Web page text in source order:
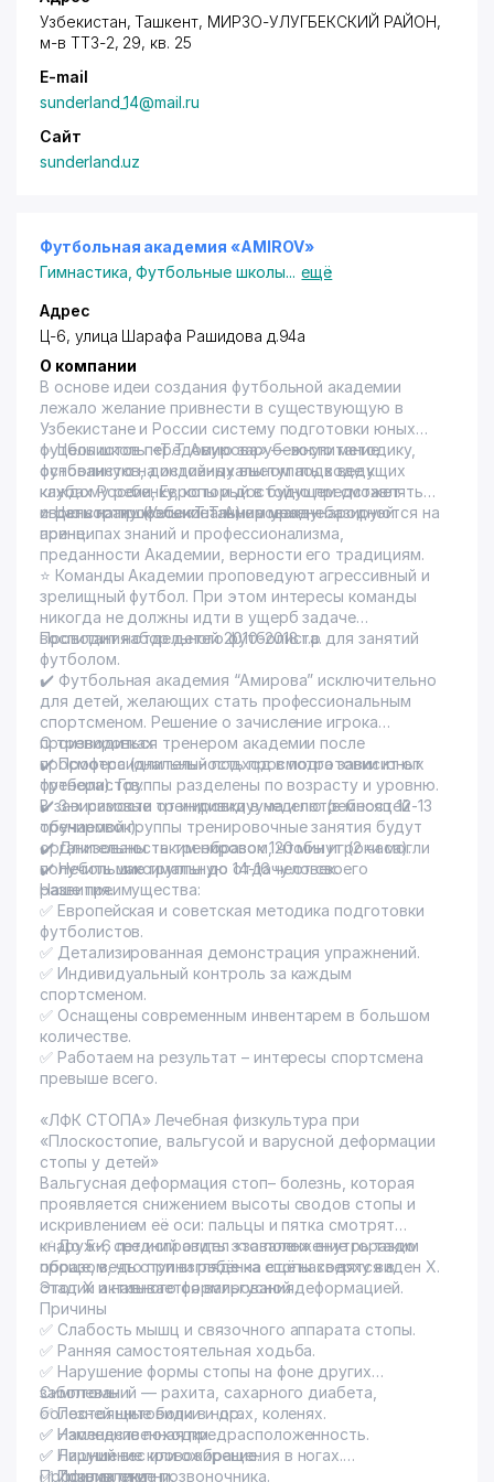
Узбекистан, Ташкент, МИРЗО-УЛУГБЕКСКИЙ РАЙОН,
м-в ТТЗ-2, 29, кв. 25
E-mail
sunderland_14@mail.ru
Сайт
sunderland.uz
Футбольная академия «AMIROV»
Гимнастика ,Футбольные школы... ещё
Адрес
Ц-6, улица Шарафа Рашидова д.94а
О компании
В основе идеи создания футбольной академии
лежало желание привнести в существующую в
Узбекистане и России систему подготовки юных
футболистов передовую зарубежную методику,
основанную на индивидуальном подходе к
каждому ребенку, который в будущем сможет
играть на профессиональном уровне.
✨ Цель школы «Т.Т Амирова» — воспитание
футболистов, достойных выступать в ведущих
клубах России, Европы и достойно представлять
свою страну (Узбекистан) на международной
арене.
⭐️ Ценности школы «Т.Т Амирова» — базируются на
принципах знаний и профессионализма,
преданности Академии, верности его традициям.
⭐️ Команды Академии проповедуют агрессивный и
зрелищный футбол. При этом интересы команды
никогда не должны идти в ущерб задаче
воспитания отдельного футболиста.
Проводит набор детей 2010-2018 г.р для занятий
футболом.
✔️ Футбольная академия “Амирова” исключительно
для детей, желающих стать профессиональным
спортсменом. Решение о зачисление игрока
производиться тренером академии после
просмотра (длительность просмотра зависит от
тренера). Группы разделены по возрасту и уровню.
В зависимости от индивидуума и потребностей
обучаемой группы тренировочные занятия будут
организованы таким образом, чтобы игроки могли
получить максимальную отдачу от своего
развития.
О тренировках:
✔️ Профессиональный подход в подготовки юных
футболистов.
✔️ 3-х разовые тренировки в неделю (в месяц 12-13
тренировок).
✔️ Длительность тренировок 120 минут (2 часа).
✔️ Небольшие группы до 14-16 человек.
Наше преимущества:
✅ Европейская и советская методика подготовки
футболистов.
✅ Детализированная демонстрация упражнений.
✅ Индивидуальный контроль за каждым
спортсменом.
✅ Оснащены современным инвентарем в большом
количестве.
✅ Работаем на результат – интересы спортсмена
превыше всего.
«ЛФК СТОПА» Лечебная физкультура при
«Плоскостопие, вальгусой и варусной деформации
стопы у детей»
Вальгусная деформация стоп– болезнь, которая
проявляется снижением высоты сводов стопы и
искривлением её оси: пальцы и пятка смотрят
кнаружи, средний отдел «завален» внутрь таким
образом, что при взгляде на стопы сверху виден Х.
Этот Х и называется вальгусной деформацией.
✅ До 5-6 лет исправить это положение гораздо
проще, ведь ступни ребёнка ещё находятся в
стадии активного формирования.
Причины
✅ Слабость мышц и связочного аппарата стопы.
✅ Ранняя самостоятельная ходьба.
✅ Нарушение формы стопы на фоне других
заболеваний — рахита, сахарного диабета,
болезней щитовидки и др.
✅ Наследственная предрасположенность.
✅ Лишний вес или ожирение.
✅ Травма ступни.
Симптомы
✅ Постоянные боли в ногах, коленях.
✅ Изменение походки.
✅ Нарушение кровообращения в ногах.
✅ Искривление позвоночника.
Профилактика